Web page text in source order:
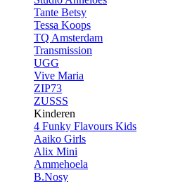
Tante Betsy
Tessa Koops
TQ Amsterdam
Transmission
UGG
Vive Maria
ZIP73
ZUSSS
Kinderen
4 Funky Flavours Kids
Aaiko Girls
Alix Mini
Ammehoela
B.Nosy